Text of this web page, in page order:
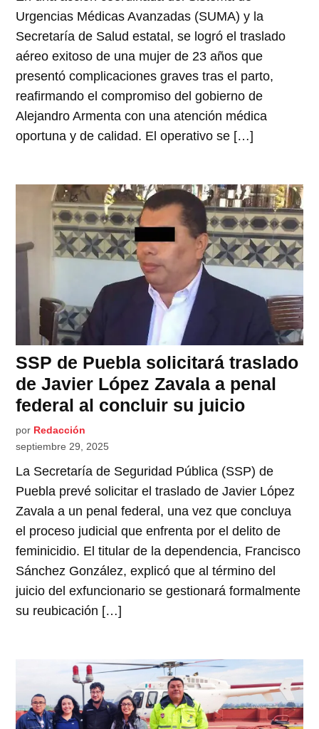
Urgencias Médicas Avanzadas (SUMA) y la
Secretaría de Salud estatal, se logró el traslado
aéreo exitoso de una mujer de 23 años que
presentó complicaciones graves tras el parto,
reafirmando el compromiso del gobierno de
Alejandro Armenta con una atención médica
oportuna y de calidad. El operativo se […]
SSP de Puebla solicitará traslado
de Javier López Zavala a penal
federal al concluir su juicio
por Redacción
septiembre 29, 2025
La Secretaría de Seguridad Pública (SSP) de
Puebla prevé solicitar el traslado de Javier López
Zavala a un penal federal, una vez que concluya
el proceso judicial que enfrenta por el delito de
feminicidio. El titular de la dependencia, Francisco
Sánchez González, explicó que al término del
juicio del exfuncionario se gestionará formalmente
su reubicación […]